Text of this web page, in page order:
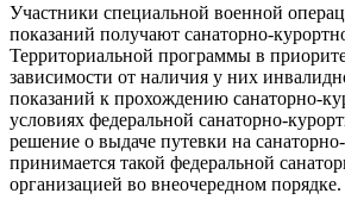
Участники специальной военной
показаний получают санаторно-
Территориальной программы в
зависимости от наличия у них
показаний к прохождению санаторно-
условиях федеральной санаторно-
решение о выдаче путевки на
принимается такой федеральной
организацией во внеочередном порядке.